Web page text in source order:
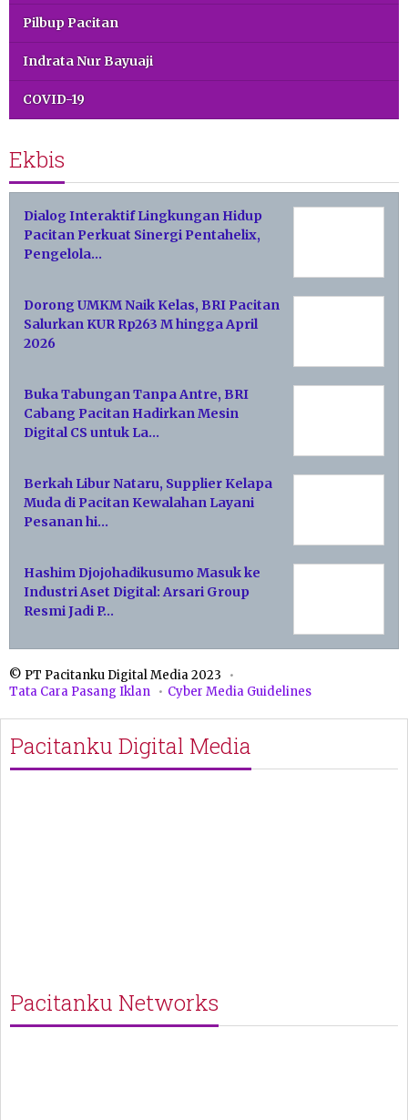
Pilbup Pacitan
Indrata Nur Bayuaji
COVID-19
Ekbis
Dialog Interaktif Lingkungan Hidup
Pacitan Perkuat Sinergi Pentahelix,
Pengelola…
Dorong UMKM Naik Kelas, BRI Pacitan
Salurkan KUR Rp263 M hingga April
2026
Buka Tabungan Tanpa Antre, BRI
Cabang Pacitan Hadirkan Mesin
Digital CS untuk La…
Berkah Libur Nataru, Supplier Kelapa
Muda di Pacitan Kewalahan Layani
Pesanan hi…
Hashim Djojohadikusumo Masuk ke
Industri Aset Digital: Arsari Group
Resmi Jadi P…
© PT Pacitanku Digital Media 2023
Tata Cara Pasang Iklan
Cyber Media Guidelines
Pacitanku Digital Media
Pacitanku Networks